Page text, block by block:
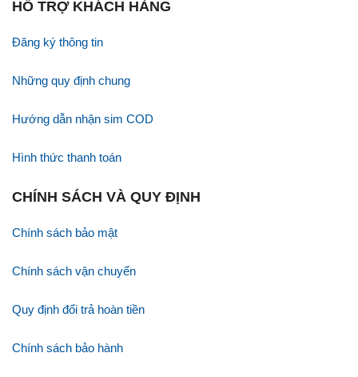
HỖ TRỢ KHÁCH HÀNG
Đăng ký thông tin
Những quy định chung
Hướng dẫn nhận sim COD
Hình thức thanh toán
CHÍNH SÁCH VÀ QUY ĐỊNH
Chính sách bảo mật
Chính sách vận chuyển
Quy định đổi trả hoàn tiền
Chính sách bảo hành